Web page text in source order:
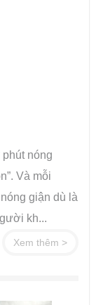
nóng
Và mỗi
giận dù là
kh...
Xem thêm >